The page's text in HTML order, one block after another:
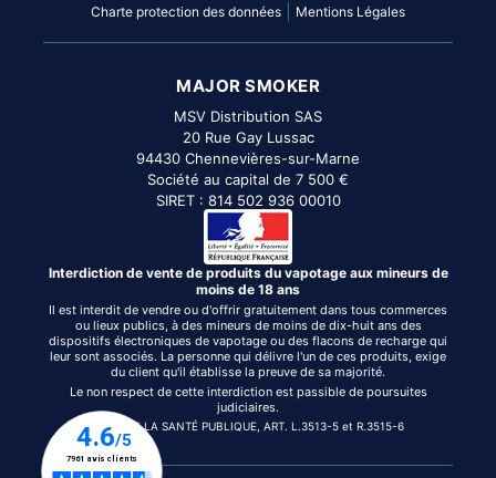
Charte protection des données Mentions Légales
MAJOR SMOKER
MSV Distribution SAS
20 Rue Gay Lussac
94430 Chennevières-sur-Marne
Société au capital de 7 500 €
SIRET : 814 502 936 00010
Interdiction de vente de produits du vapotage aux mineurs de
moins de 18 ans
Il est interdit de vendre ou d'offrir gratuitement dans tous commerces
ou lieux publics, à des mineurs de moins de dix-huit ans des
dispositifs électroniques de vapotage ou des flacons de recharge qui
leur sont associés. La personne qui délivre l'un de ces produits, exige
du client qu'il établisse la preuve de sa majorité.
Le non respect de cette interdiction est passible de poursuites
judiciaires.
CODE DE LA SANTÉ PUBLIQUE, ART. L.3513-5 et R.3515-6